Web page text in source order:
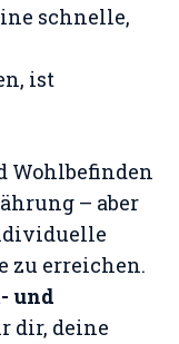
schnelle,
ist
Wohlbefinden
– aber
zu erreichen.
und
dir, deine